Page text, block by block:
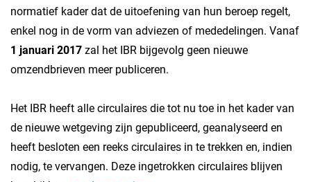
normatief kader dat de uitoefening van hun beroep regelt,
enkel nog in de vorm van adviezen of mededelingen. Vanaf
1 januari 2017 zal het IBR bijgevolg geen nieuwe
omzendbrieven meer publiceren.
Het IBR heeft alle circulaires die tot nu toe in het kader van
de nieuwe wetgeving zijn gepubliceerd, geanalyseerd en
heeft besloten een reeks circulaires in te trekken en, indien
nodig, te vervangen. Deze ingetrokken circulaires blijven